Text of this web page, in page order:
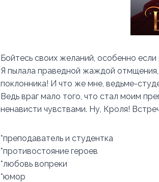
Бойтесь своих желаний, особенно если
Я пылала праведной жаждой отмщения,
поклонника! И что же мне, ведьме-
Ведь враг мало того, что стал моим
ненависти чувствами. Ну, Кроля!
*преподаватель и студентка
*противостояние героев
*любовь вопреки
*юмор